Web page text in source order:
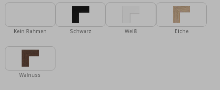
Kein Rahmen Schwarz Weiß Eiche
Walnuss